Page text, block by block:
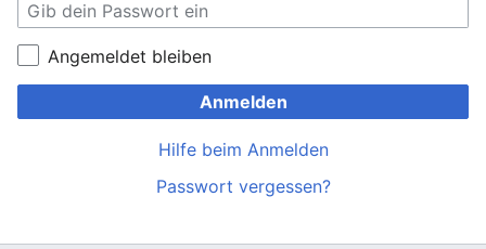
Angemeldet bleiben
Anmelden
Hilfe beim Anmelden
Passwort vergessen?